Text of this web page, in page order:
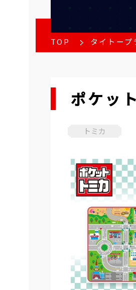
TOP タイトープ
ポケッ
トミカ